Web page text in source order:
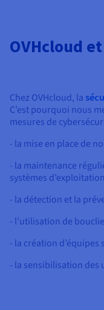
OVHcloud
Chez OVHcloud, la
C’est pourquoi nous
mesures de
- la mise en place de
- la maintenance
systèmes
- la détection et la
- l’utilisation de
- la création d’équipes
- la sensibilisation